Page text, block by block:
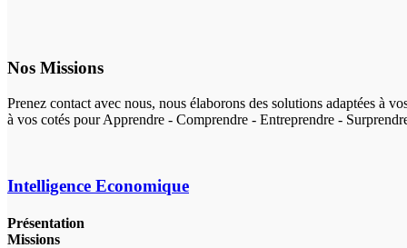
Nos Missions
Prenez contact avec nous, nous élaborons des solutions adaptées à
à vos cotés pour Apprendre - Comprendre - Entreprendre -
Intelligence Economique
Présentation
Missions